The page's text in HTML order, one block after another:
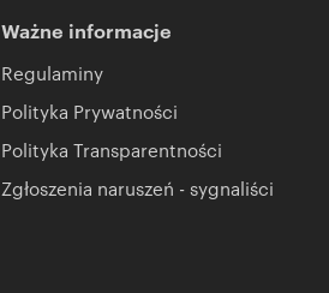
Ważne informacje
Regulaminy
Polityka Prywatności
Polityka Transparentności
Zgłoszenia naruszeń - sygnaliści